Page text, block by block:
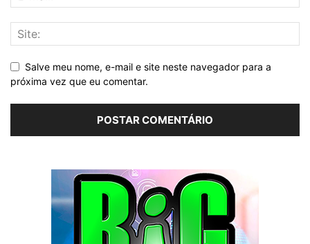
Salve meu nome, e-mail e site neste navegador para a
próxima vez que eu comentar.